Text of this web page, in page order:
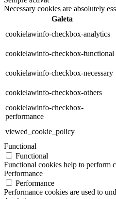
Necessary cookies are absolutely
Galeta
cookielawinfo-checkbox-analytics
cookielawinfo-checkbox-functional
cookielawinfo-checkbox-necessary
cookielawinfo-checkbox-others
cookielawinfo-checkbox-
performance
viewed_cookie_policy
Functional
Functional
Functional cookies help to perform
Performance
Performance
Performance cookies are used to